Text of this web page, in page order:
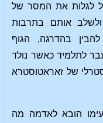
לגלות את המסר של
ולשלב אותם בתרבות
בהדרגה, הגוף
לתלמיד כאשר נולד
של זאראטוסטרא
הובא לאדמה מה